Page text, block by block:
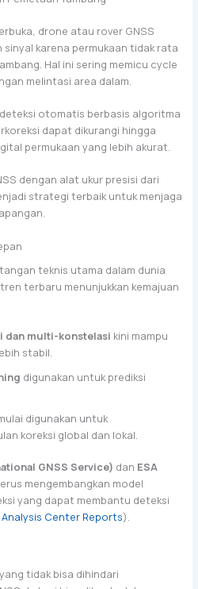
drone atau rover GNSS
sinyal karena permukaan tidak rata
Hal ini sering memicu cycle
melintasi area dalam.
otomatis berbasis algoritma
dapat dikurangi hingga
permukaan yang lebih akurat.
dengan alat ukur presisi dari
strategi terbaik untuk menjaga
teknis utama dalam dunia
terbaru menunjukkan kemajuan
dan multi-konstelasi kini mampu
stabil.
digunakan untuk prediksi
digunakan untuk
koreksi global dan lokal.
GNSS Service) dan ESA
mengembangkan model
yang dapat membantu deteksi
Analysis Center Reports).
tidak bisa dihindari